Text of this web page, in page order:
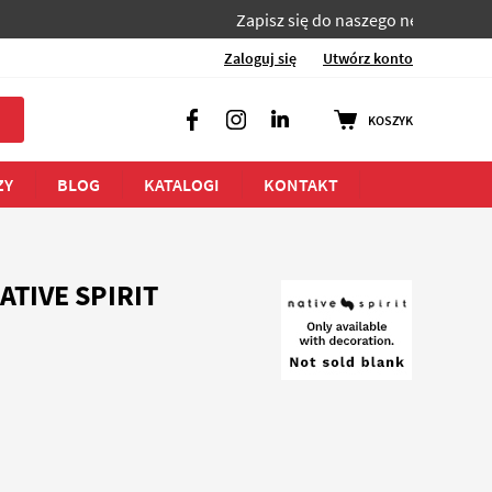
Zapisz się do naszego newslettera i bądź
Zaloguj się Utwórz konto
KOSZYK
BLOG KATALOGI KONTAKT
SPIRIT